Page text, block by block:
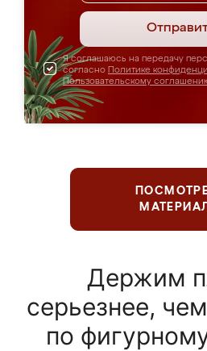
Я соглашаюсь на передачу
согласно Политике
Пользовательскому
Держим
серьезнее,
по